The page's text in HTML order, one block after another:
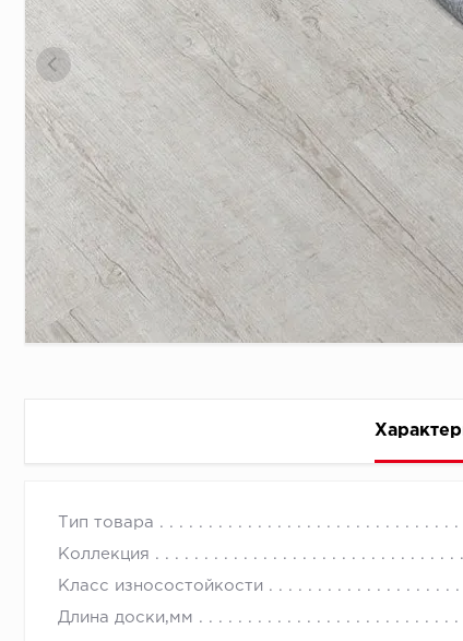
Тип товара
Коллекция
Класс износостойкости
Длина доски,мм